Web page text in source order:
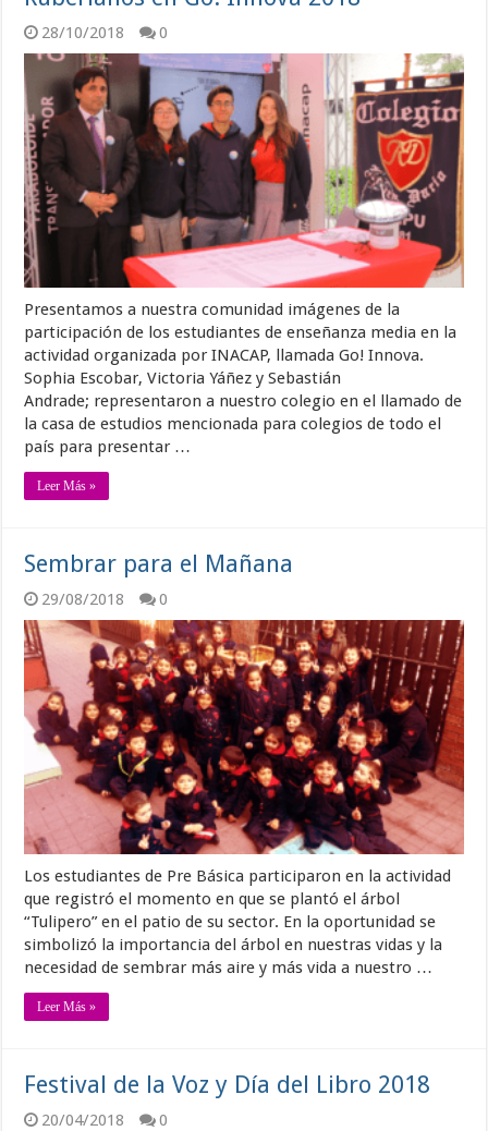
28/10/2018 0
Presentamos a nuestra comunidad imágenes de la
participación de los estudiantes de enseñanza media en la
actividad organizada por INACAP, llamada Go! Innova.
Sophia Escobar, Victoria Yáñez y Sebastián
Andrade; representaron a nuestro colegio en el llamado de
la casa de estudios mencionada para colegios de todo el
país para presentar …
Leer Más »
Sembrar para el Mañana
29/08/2018 0
Los estudiantes de Pre Básica participaron en la actividad
que registró el momento en que se plantó el árbol
“Tulipero” en el patio de su sector. En la oportunidad se
simbolizó la importancia del árbol en nuestras vidas y la
necesidad de sembrar más aire y más vida a nuestro …
Leer Más »
Festival de la Voz y Día del Libro 2018
20/04/2018 0